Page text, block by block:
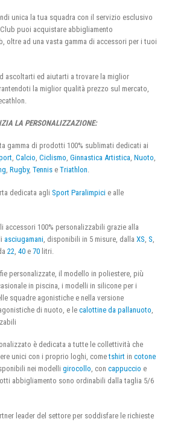
unica la tua squadra con il servizio esclusivo
puoi acquistare abbigliamento
oltre ad una vasta gamma di accessori per i tuoi
ascoltarti ed aiutarti a trovare la miglior
la miglior qualità prezzo sul mercato,
LA PERSONALIZZAZIONE:
gamma di prodotti 100% sublimati dedicati ai
, Calcio, Ciclismo, Ginnastica Artistica, Nuoto,
, Rugby, Tennis e Triathlon.
dedicata agli Sport Paralimpici e alle
accessori 100% personalizzabili grazie alla
asciugamani , disponibili in 5 misure, dalla XS S
22 40 e 70 litri.
personalizzate, il modello in poliestere, più
in piscina, i modelli in silicone per i
squadre agonistiche e nella versione
di nuoto, e le calottine da pallanuoto,
è dedicata a tutte le collettività che
unici con i proprio loghi, cometshirt in cotone
nei modelli girocollo, con cappuccio e
abbigliamento sono ordinabili dalla taglia 5/6
leader del settore per soddisfare le richieste